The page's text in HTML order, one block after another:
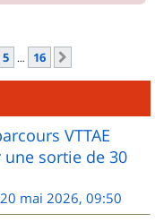
5 … 16
VTTAE
sortie de 30
20 mai 2026, 09:50